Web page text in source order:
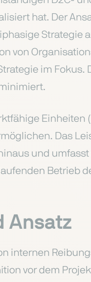
hat. Der
Strategie
von
im Fokus.
Einheiten
Das
und
Betrieb
Ansatz
internen
vor dem